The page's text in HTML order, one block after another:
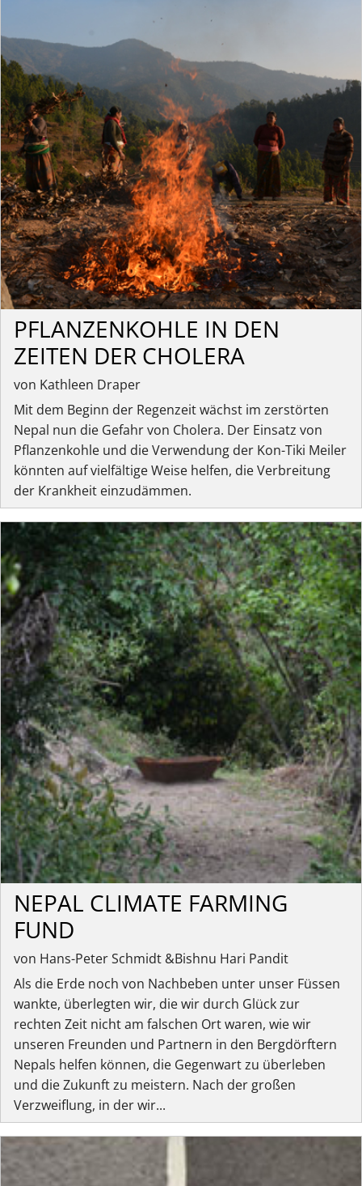
PFLANZENKOHLE IN DEN
ZEITEN DER CHOLERA
von Kathleen Draper
Mit dem Beginn der Regenzeit wächst im zerstörten
Nepal nun die Gefahr von Cholera. Der Einsatz von
Pflanzenkohle und die Verwendung der Kon-Tiki Meiler
könnten auf vielfältige Weise helfen, die Verbreitung
der Krankheit einzudämmen.
NEPAL CLIMATE FARMING
FUND
von Hans-Peter Schmidt &Bishnu Hari Pandit
Als die Erde noch von Nachbeben unter unser Füssen
wankte, überlegten wir, die wir durch Glück zur
rechten Zeit nicht am falschen Ort waren, wie wir
unseren Freunden und Partnern in den Bergdörftern
Nepals helfen können, die Gegenwart zu überleben
und die Zukunft zu meistern. Nach der großen
Verzweiflung, in der wir...